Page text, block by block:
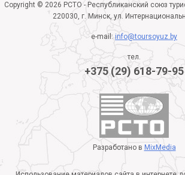
Copyright © 2026 РСТО - Республиканский союз
220030, г. Минск, ул.
e-mail:info@toursoyuz.by
тел.
+375 (29) 618-79-95
Разработано в MixMedia